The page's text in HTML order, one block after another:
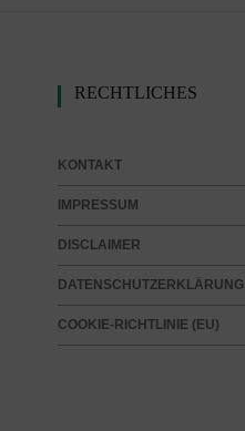
RECHTLICHES
KONTAKT
IMPRESSUM
DISCLAIMER
DATENSCHUTZERKLÄRUNG
COOKIE-RICHTLINIE (EU)